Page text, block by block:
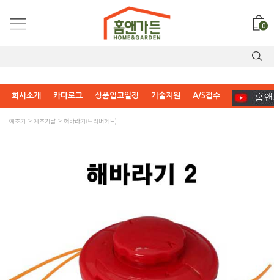
0
회사소개 카다로그 상품입고일정 기술지원 A/S접수
예초기 예초기날 해바라기(트리머헤드)